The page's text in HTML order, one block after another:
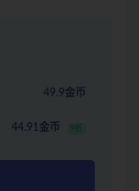
49.9金币
44.91金币 9折